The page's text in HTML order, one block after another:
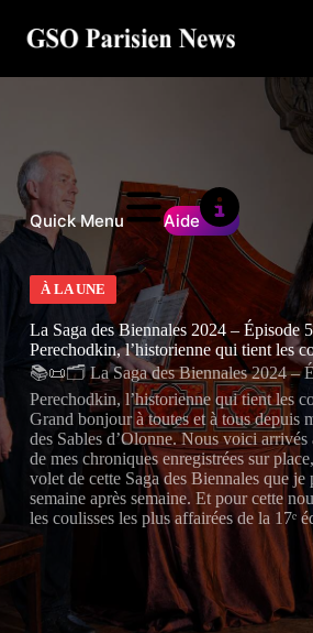
contenu
Quick Menu Aide
À LA UNE
La Saga des Biennales 2024 – Épisode
Perechodkin, l’historienne qui tient les
📚📜🗂️ La Saga des Biennales 2024 –
Perechodkin, l’historienne qui tient les
Grand bonjour à toutes et à tous depuis
des Sables d’Olonne. Nous voici
de mes chroniques enregistrées sur
volet de cette Saga des Biennales que je
semaine après semaine. Et pour cette
les coulisses les plus affairées de la 17ᵉ